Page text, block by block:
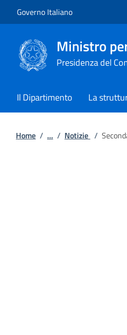
Governo Italiano
Ministro
Presidenza del
Il Dipartimento La
Home / ... / Notizie /